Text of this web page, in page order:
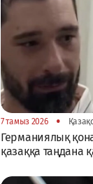
7 тамыз 2026 •
Германиялық
қазаққа таңдана